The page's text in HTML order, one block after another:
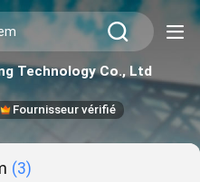
Technology Co., Ltd
Fournisseur vérifié
(3)